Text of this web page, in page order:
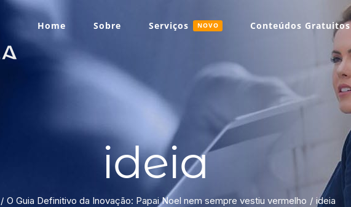
Home Sobre Serviços NOVO Conteúdos Gratuitos
ideia
O Guia Definitivo da Inovação: Papai Noel nem sempre vestiu vermelho ideia